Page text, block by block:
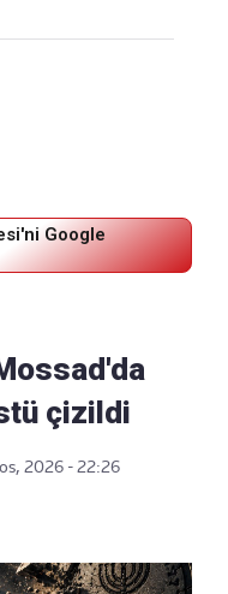
Google
çizildi
2026 - 22:26